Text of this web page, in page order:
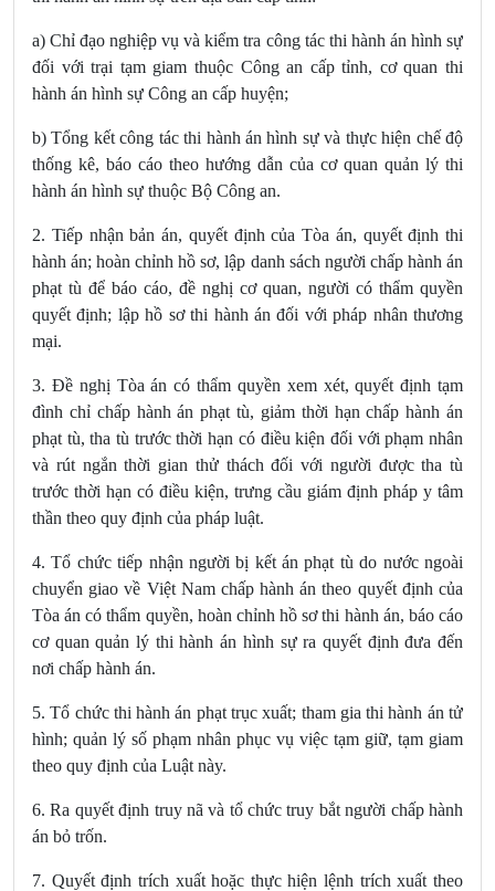
a) Chỉ đạo nghiệp vụ và kiểm tra công tác thi hành án hình sự
đối với trại tạm giam thuộc Công an cấp tỉnh, cơ quan thi
hành án hình sự Công an cấp huyện;
b) Tổng kết công tác thi hành án hình sự và thực hiện chế độ
thống kê, báo cáo theo hướng dẫn của cơ quan quản lý thi
hành án hình sự thuộc Bộ Công an.
2. Tiếp nhận bản án, quyết định của Tòa án, quyết định thi
hành án; hoàn chỉnh hồ sơ, lập danh sách người chấp hành án
phạt tù để báo cáo, đề nghị cơ quan, người có thẩm quyền
quyết định; lập hồ sơ thi hành án đối với pháp nhân thương
mại.
3. Đề nghị Tòa án có thẩm quyền xem xét, quyết định tạm
đình chỉ chấp hành án phạt tù, giảm thời hạn chấp hành án
phạt tù, tha tù trước thời hạn có điều kiện đối với phạm nhân
và rút ngắn thời gian thử thách đối với người được tha tù
trước thời hạn có điều kiện, trưng cầu giám định pháp y tâm
thần theo quy định của pháp luật.
4. Tổ chức tiếp nhận người bị kết án phạt tù do nước ngoài
chuyển giao về Việt Nam chấp hành án theo quyết định của
Tòa án có thẩm quyền, hoàn chỉnh hồ sơ thi hành án, báo cáo
cơ quan quản lý thi hành án hình sự ra quyết định đưa đến
nơi chấp hành án.
5. Tổ chức thi hành án phạt trục xuất; tham gia thi hành án tử
hình; quản lý số phạm nhân phục vụ việc tạm giữ, tạm giam
theo quy định của Luật này.
6. Ra quyết định truy nã và tổ chức truy bắt người chấp hành
án bỏ trốn.
7. Quyết định trích xuất hoặc thực hiện lệnh trích xuất theo